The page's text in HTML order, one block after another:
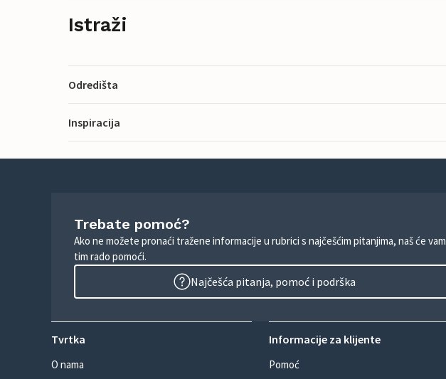
Istraži
Odredišta
Inspiracija
Trebate pomoć?
Ako ne možete pronaći tražene informacije u rubrici s najčešćim pitanjima, naš će vam
tim rado pomoći.
Najčešća pitanja, pomoć i podrška
Tvrtka
O nama
Informacije za klijente
Pomoć